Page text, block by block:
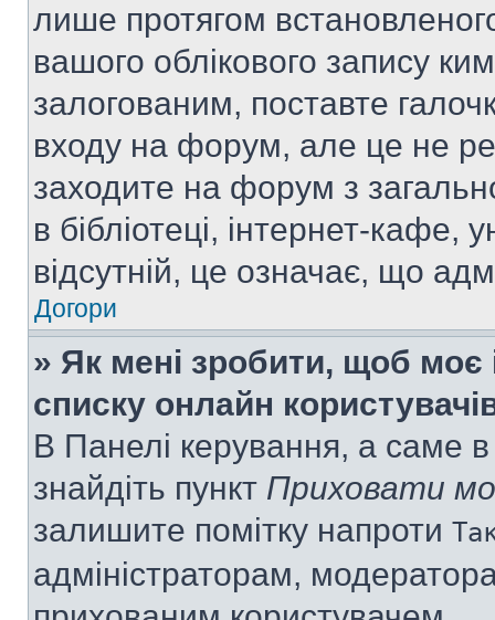
лише протягом
вашого облікового запису
залогованим, поставте
входу на форум, але це не
заходите на форум з
в бібліотеці, інтернет-кафе,
відсутній, це означає, що
Догори
» Як мені зробити, щоб моє
списку онлайн
В Панелі керування, а саме
знайдіть пункт Приховати
залишите помітку напроти
адміністраторам,